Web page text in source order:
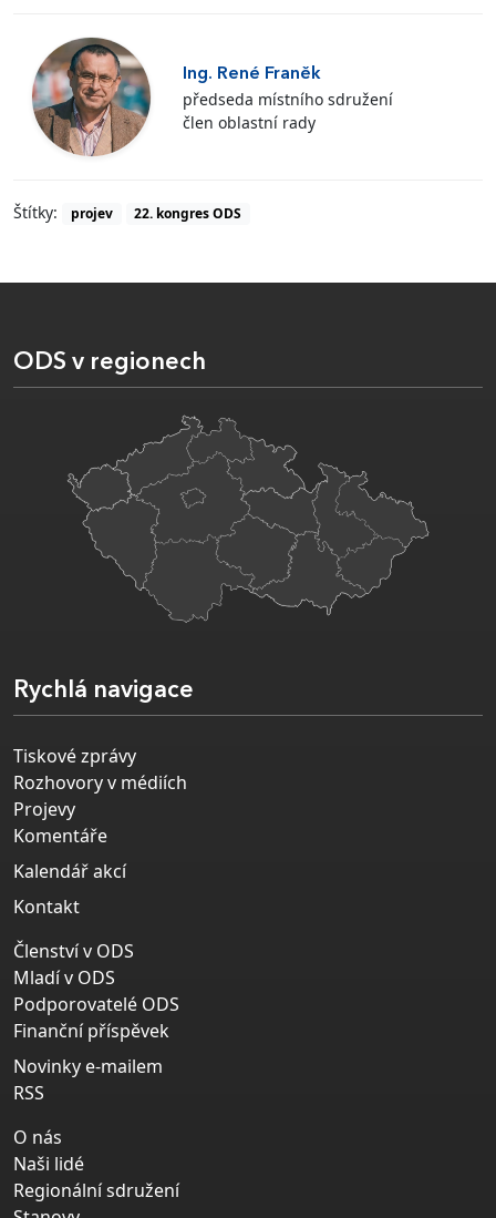
Ing. René Franěk
předseda místního sdružení
člen oblastní rady
Štítky: projev 22. kongres ODS
ODS v regionech
Rychlá navigace
Tiskové zprávy
Rozhovory v médiích
Projevy
Komentáře
Kalendář akcí
Kontakt
Členství v ODS
Mladí v ODS
Podporovatelé ODS
Finanční příspěvek
Novinky e-mailem
RSS
O nás
Naši lidé
Regionální sdružení